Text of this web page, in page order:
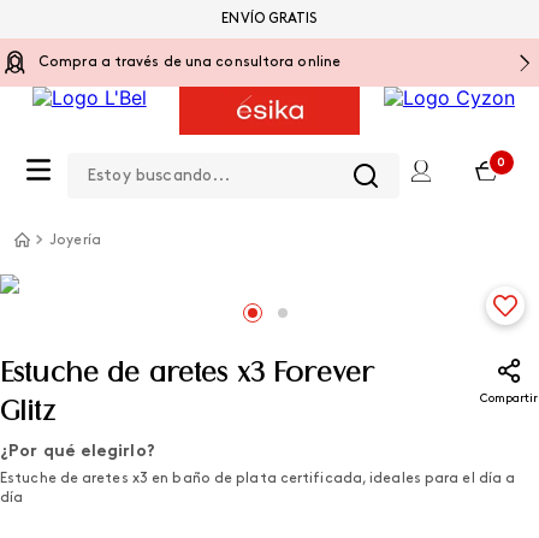
Compra a través de una consultora online
0
ENVÍO GRATIS
Joyería
Estuche de aretes x3 Forever
Glitz
Compartir
¿Por qué elegirlo?
Estuche de aretes x3 en baño de plata certificada, ideales para el día a
día